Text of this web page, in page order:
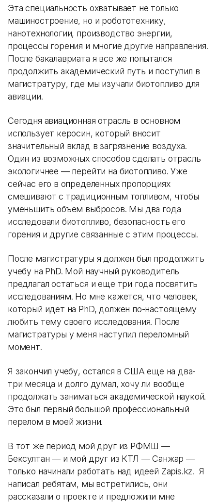
Эта специальность охватывает не только
машиностроение, но и робототехнику,
нанотехнологии, производство энергии,
процессы горения и многие другие направления.
После бакалавриата я все же попытался
продолжить академический путь и поступил в
магистратуру, где мы изучали биотопливо для
авиации.
Сегодня авиационная отрасль в основном
использует керосин, который вносит
значительный вклад в загрязнение воздуха.
Один из возможных способов сделать отрасль
экологичнее — перейти на биотопливо. Уже
сейчас его в определенных пропорциях
смешивают с традиционным топливом, чтобы
уменьшить объем выбросов. Мы два года
исследовали биотопливо, безопасность его
горения и другие связанные с этим процессы.
После магистратуры я должен был продолжить
учебу на PhD. Мой научный руководитель
предлагал остаться и еще три года посвятить
исследованиям. Но мне кажется, что человек,
который идет на PhD, должен по-настоящему
любить тему своего исследования. После
магистратуры у меня наступил переломный
момент.
Я закончил учебу, остался в США еще на два-
три месяца и долго думал, хочу ли вообще
продолжать заниматься академической наукой.
Это был первый большой профессиональный
перелом в моей жизни.
В тот же период мой друг из РФМШ —
Бексултан — и мой друг из КТЛ — Санжар —
только начинали работать над идеей Zapis.kz. Я
написал ребятам, мы встретились, они
рассказали о проекте и предложили мне